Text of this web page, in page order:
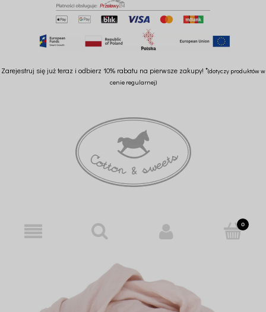
Zarejestruj się już teraz i odbierz 10% rabatu na pierwsze zakupy! *(dotyczy produktów w
cenie regularnej)